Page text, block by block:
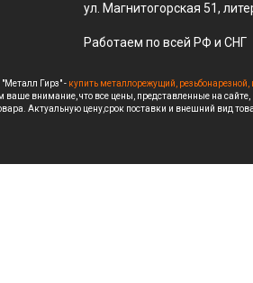
ул. Магнитогорская 51,
Работаем по всей РФ и СНГ
Гирз" - купить металлорежущий,
внимание, что все цены, представленные на
Актуальную цену,срок поставки и внешний вид